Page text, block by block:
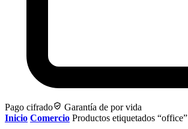
Pago cifrado
Garantía de por vida
Inicio Comercio Productos etiquetados “office”